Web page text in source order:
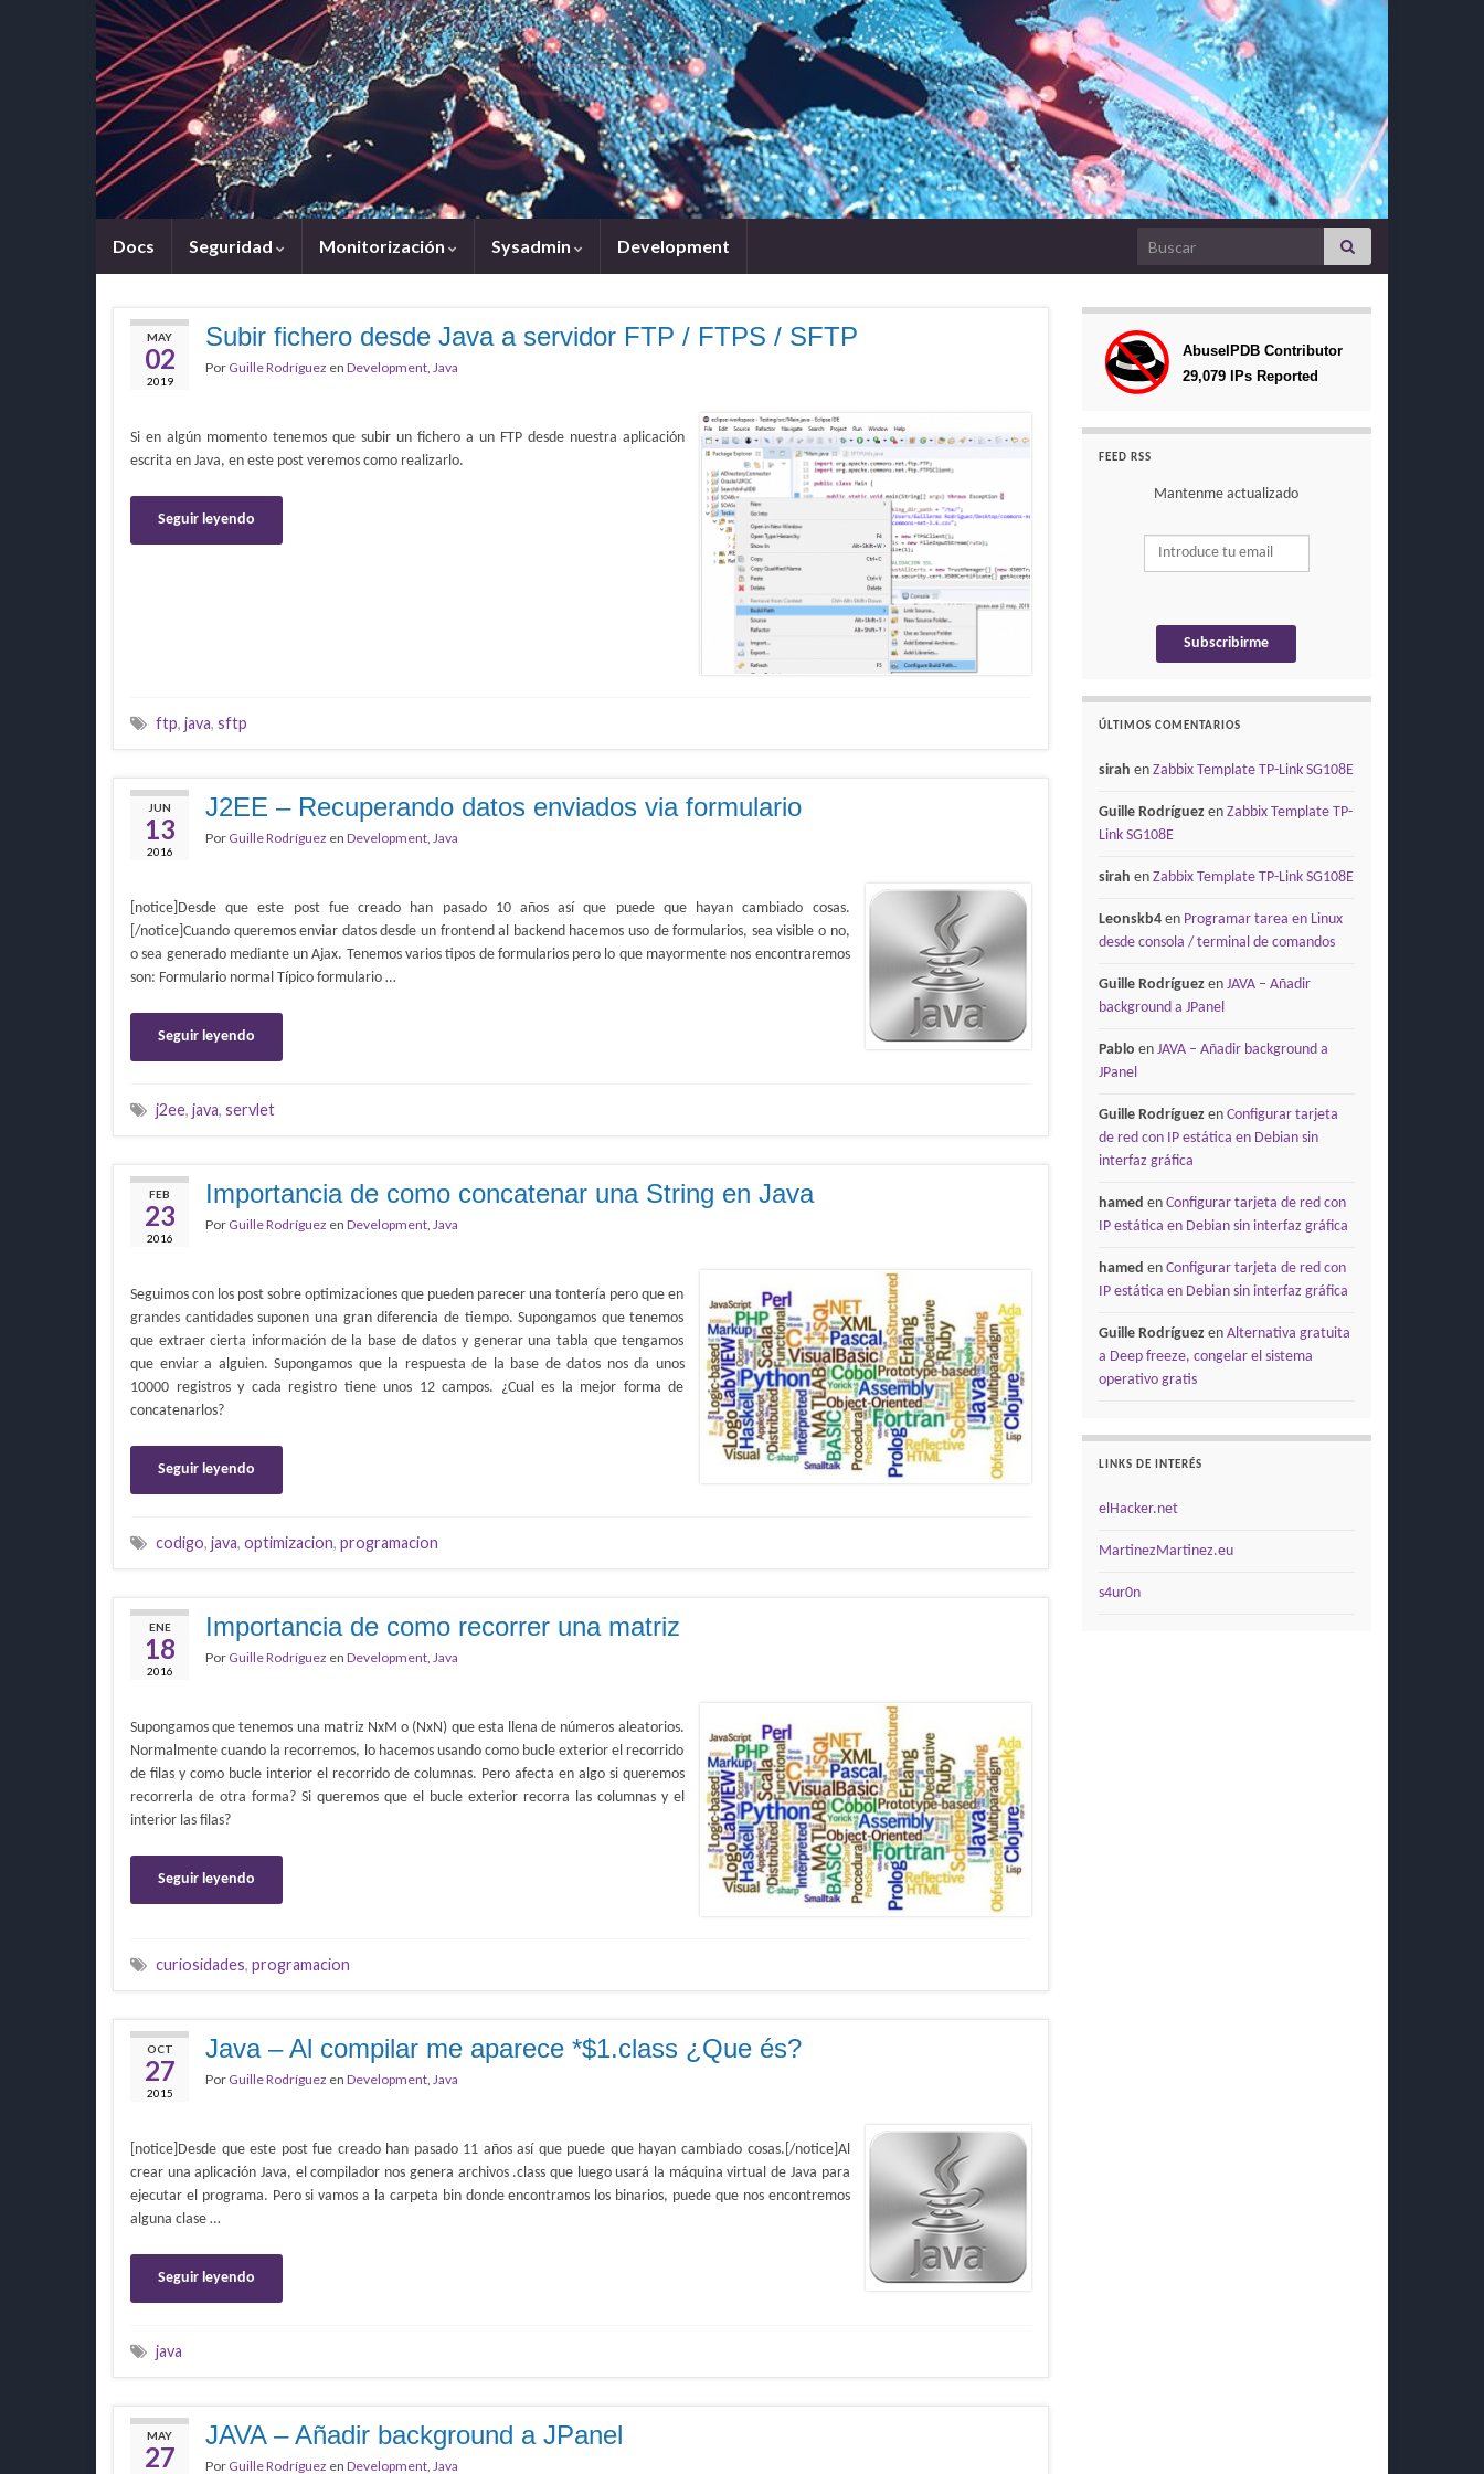
Docs Seguridad Monitorización Sysadmin Development Search for:
MAY
02
2019
Subir fichero desde Java a servidor FTP / FTPS / SFTP
Por Guille Rodríguez en Development, Java
Si en algún momento tenemos que subir un fichero a un FTP desde nuestra aplicación
escrita en Java, en este post veremos como realizarlo.
Seguir leyendo
ftp, java, sftp
JUN
13
2016
J2EE – Recuperando datos enviados via formulario
Por Guille Rodríguez en Development, Java
[notice]Desde que este post fue creado han pasado 10 años así que puede que hayan cambiado cosas.
[/notice]Cuando queremos enviar datos desde un frontend al backend hacemos uso de formularios, sea visible o no,
o sea generado mediante un Ajax. Tenemos varios tipos de formularios pero lo que mayormente nos encontraremos
son: Formulario normal Típico formulario …
Seguir leyendo
j2ee, java, servlet
FEB
23
2016
Importancia de como concatenar una String en Java
Por Guille Rodríguez en Development, Java
Seguimos con los post sobre optimizaciones que pueden parecer una tontería pero que en
grandes cantidades suponen una gran diferencia de tiempo. Supongamos que tenemos
que extraer cierta información de la base de datos y generar una tabla que tengamos
que enviar a alguien. Supongamos que la respuesta de la base de datos nos da unos
10000 registros y cada registro tiene unos 12 campos. ¿Cual es la mejor forma de
concatenarlos?
Seguir leyendo
codigo, java, optimizacion, programacion
ENE
18
2016
Importancia de como recorrer una matriz
Por Guille Rodríguez en Development, Java
Supongamos que tenemos una matriz NxM o (NxN) que esta llena de números aleatorios.
Normalmente cuando la recorremos, lo hacemos usando como bucle exterior el recorrido
de filas y como bucle interior el recorrido de columnas. Pero afecta en algo si queremos
recorrerla de otra forma? Si queremos que el bucle exterior recorra las columnas y el
interior las filas?
Seguir leyendo
curiosidades, programacion
OCT
27
2015
Java – Al compilar me aparece *$1.class ¿Que és?
Por Guille Rodríguez en Development, Java
[notice]Desde que este post fue creado han pasado 11 años así que puede que hayan cambiado cosas.[/notice]Al
crear una aplicación Java, el compilador nos genera archivos .class que luego usará la máquina virtual de Java para
ejecutar el programa. Pero si vamos a la carpeta bin donde encontramos los binarios, puede que nos encontremos
alguna clase …
Seguir leyendo
java
MAY
27
JAVA – Añadir background a JPanel
Por Guille Rodríguez en Development, Java
FEED RSS
Mantenme actualizado
ÚLTIMOS COMENTARIOS
sirah en Zabbix Template TP-Link SG108E
Guille Rodríguezen Zabbix Template TP-
Link SG108E
sirah en Zabbix Template TP-Link SG108E
Leonskb4en Programar tarea en Linux
desde consola / terminal de comandos
Guille Rodríguezen JAVA – Añadir
background a JPanel
Pablo en JAVA – Añadir background a
JPanel
Guille Rodríguezen Configurar tarjeta
de red con IP estática en Debian sin
interfaz gráfica
hamed en Configurar tarjeta de red con
IP estática en Debian sin interfaz gráfica
hamed en Configurar tarjeta de red con
IP estática en Debian sin interfaz gráfica
Guille Rodríguezen Alternativa gratuita
a Deep freeze, congelar el sistema
operativo gratis
LINKS DE INTERÉS
elHacker.net
MartinezMartinez.eu
s4ur0n